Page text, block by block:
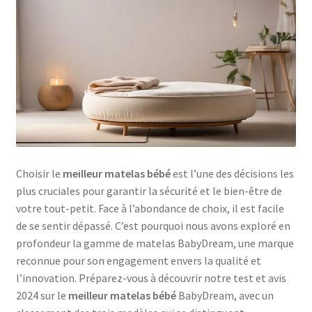
Mentions légales
Mon compte
Nos comparatifs des matelas bébé du marché
Nos comparatifs des matelas enfant du marché
Protection des données
Choisir le meilleur matelas bébéest l’une des décisions les
plus cruciales pour garantir la sécurité et le bien-être de
votre tout-petit. Face à l’abondance de choix, il est facile
de se sentir dépassé. C’est pourquoi nous avons exploré en
profondeur la gamme de matelas BabyDream, une marque
reconnue pour son engagement envers la qualité et
l’innovation. Préparez-vous à découvrir notre test et avis
2024 sur le meilleur matelas bébéBabyDream, avec un